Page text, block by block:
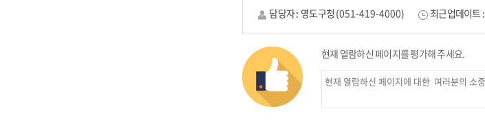
담당자 : 영도구청 (051-419-4000) 최근업데이트 :
현재 열람하신 페이지를 평가해 주세요.